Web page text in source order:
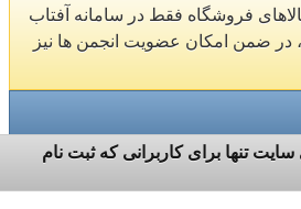
فروشگاه فقط در سامانه آفتاب
در ضمن امکان عضویت انجمن ها نیز
سایت تنها برای کاربرانی که ثبت نام